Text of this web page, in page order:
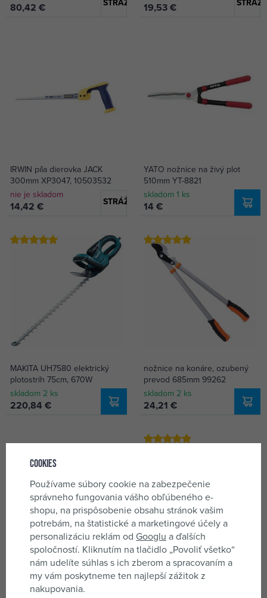
80,42 € STRÁŽIŤ DOSTUPNOSŤ
19,53 €
IRWIN píla dierovka JACK
300mm XP3047, 10503532
nie je skladom
14,42 € STRÁŽIŤ DOSTUPNOSŤ
YATO nožnice na živý plot
510mm YT-8821
skladom 1 ks
14 €
MAKITA UH7580 elektrický
plotostrih 75cm, 670W
skladom 2 ks
220,84 €
nožnice na konáre, ozubený
prevod 685mm 99262
skladom 2 ks
24,21 €
YATO nožnice na živý plot
680-890mm YT-8824
skladom 1 ks
PROTECO sekera 1000g
Garden sklolaminátová násada
Cookies
Používame súbory cookie na zabezpečenie
správneho fungovania vášho obľúbeného e-
shopu, na prispôsobenie obsahu stránok vašim
potrebám, na štatistické a marketingové účely a
personalizáciu reklám od Googlu a ďalších
spoločností. Kliknutím na tlačidlo „Povoliť všetko“
nám udelíte súhlas s ich zberom a spracovaním a
my vám poskytneme ten najlepší zážitok z
nakupovania.